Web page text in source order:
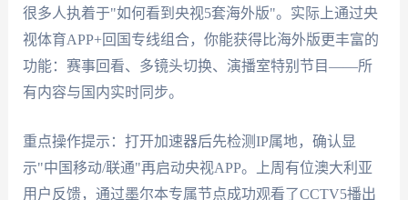
很多人执着于"如何看到央视5套海外版"。实际上通过央
视体育APP+回国专线组合，你能获得比海外版更丰富的
功能：赛事回看、多镜头切换、演播室特别节目——所
有内容与国内实时同步。
重点操作提示：打开加速器后先检测IP属地，确认显
示"中国移动/联通"再启动央视APP。上周有位澳大利亚
用户反馈，通过墨尔本专属节点成功观看了CCTV5播出